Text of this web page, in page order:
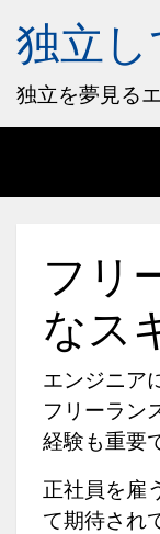
独立し
独立を夢見る
フリ
なス
エンジニア
フリーラン
経験も重要
正社員を雇
て期待され